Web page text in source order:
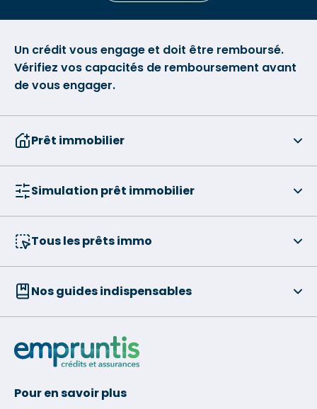
Un crédit vous engage et doit être remboursé.
Vérifiez vos capacités de remboursement avant
de vous engager.
Prêt immobilier
Simulation prêt immobilier
Tous les prêts immo
Nos guides indispensables
Pour en savoir plus